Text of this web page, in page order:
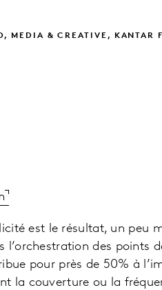
MEDIA & CREATIVE, KANTAR
est le résultat, un peu
l’orchestration des points
pour près de 50% à
la couverture ou la